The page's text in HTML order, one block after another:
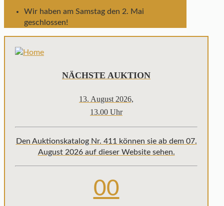
Wir haben am Samstag den 2. Mai
geschlossen!
NÄCHSTE AUKTION
13. August 2026,
13.00 Uhr
Den Auktionskatalog Nr. 411 können sie ab dem 07.
August 2026 auf dieser Website sehen.
00